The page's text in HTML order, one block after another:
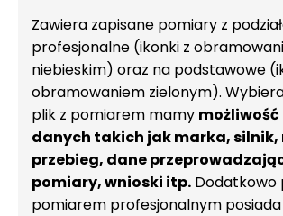
Zawiera zapisane pomiary z
profesjonalne (ikonki z
niebieskim) oraz na podstawowe
obramowaniem zielonym).
plik z pomiarem mamy
danych takich jak marka, silnik,
przebieg, dane
pomiary, wnioski itp. Dodatkowo
pomiarem profesjonalnym posiada